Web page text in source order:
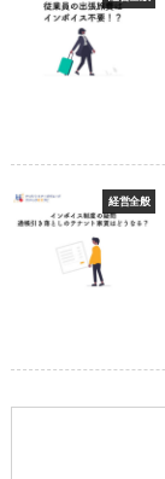
経営全般